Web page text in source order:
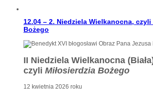
12.04 – 2. Niedziela Wielkanocna, czyli
Bożego
II Niedziela Wielkanocna
czyli Miłosierdzia Bożego
12 kwietnia 2026 roku